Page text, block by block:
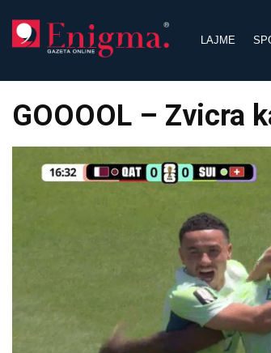
content
LAJME
GOOOOL – Zvicra